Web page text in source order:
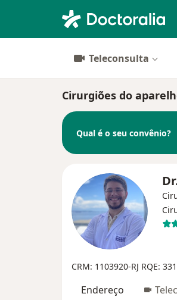
Teleconsulta
Cirurgiões do
Qual é o seu convênio?
CRM: 1103920-RJ RQE:
Endereço